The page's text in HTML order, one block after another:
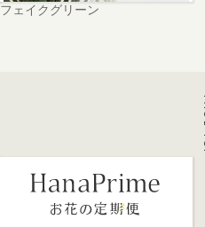
フェイクグリーン